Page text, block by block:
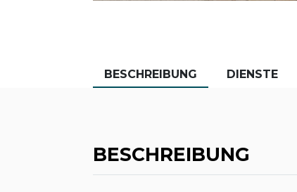
BESCHREIBUNG DIENSTE
BESCHREIBUNG